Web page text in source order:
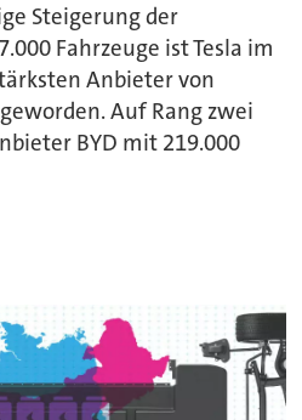
Steigerung der
Fahrzeuge ist Tesla im
Anbieter von
Auf Rang zwei
BYD mit 219.000